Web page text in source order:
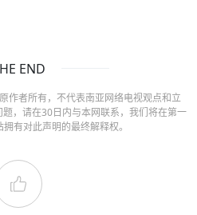
END
作者所有，不代表南亚网络电视观点和立
，请在30日内与本网联系，我们将在第一
有对此声明的最终解释权。